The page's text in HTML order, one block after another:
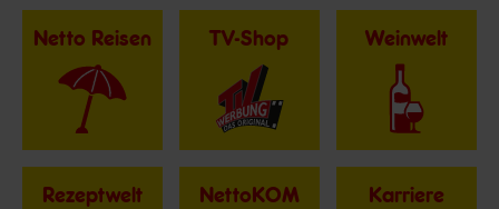
Netto Reisen TV-Shop Weinwelt
Rezeptwelt NettoKOM Karriere